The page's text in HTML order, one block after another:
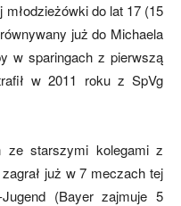
do lat 17 (15
już do Michaela
w sparingach z pierwszą
w 2011 roku z SpVg
ze starszymi kolegami z
już w 7 meczach tej
(Bayer zajmuje 5